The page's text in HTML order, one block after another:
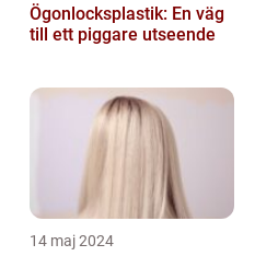
Ögonlocksplastik: En väg
till ett piggare utseende
14 maj 2024